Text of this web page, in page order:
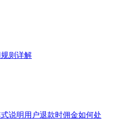
则详解
说明 用户退款时佣金如何处